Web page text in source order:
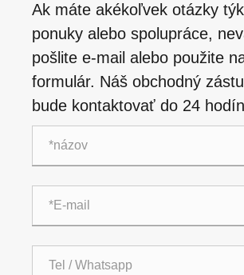
Ak máte akékoľvek otázky
ponuky alebo spolupráce,
pošlite e-mail alebo použite
formulár. Náš obchodný
bude kontaktovať do 24